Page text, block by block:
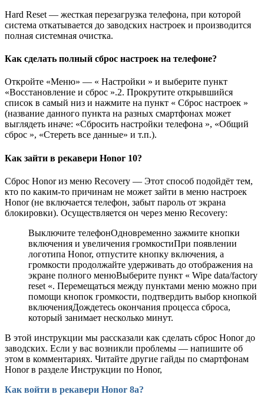
Hard Reset — жесткая перезагрузка телефона, при которой
система откатывается до заводских настроек и производится
полная системная очистка.
Как сделать полный сброс настроек на телефоне?
Откройте «Меню» — « Настройки » и выберите пункт
«Восстановление и сброс ».2. Прокрутите открывшийся
список в самый низ и нажмите на пункт « Сброс настроек »
(название данного пункта на разных смартфонах может
выглядеть иначе: «Сбросить настройки телефона », «Общий
сброс », «Стереть все данные» и т.п.).
Как зайти в рекавери Honor 10?
Сброс Honor из меню Recovery — Этот способ подойдёт тем,
кто по каким-то причинам не может зайти в меню настроек
Honor (не включается телефон, забыт пароль от экрана
блокировки). Осуществляется он через меню Recovery:
Выключите телефонОдновременно зажмите кнопки
включения и увеличения громкостиПри появлении
логотипа Honor, отпустите кнопку включения, а
громкости продолжайте удерживать до отображения на
экране полного менюВыберите пункт « Wipe data/factory
reset «. Перемещаться между пунктами меню можно при
помощи кнопок громкости, подтвердить выбор кнопкой
включенияДождетесь окончания процесса сброса,
который занимает несколько минут.
В этой инструкции мы рассказали как сделать сброс Honor до
заводских. Если у вас возникли проблемы — напишите об
этом в комментариях. Читайте другие гайды по смартфонам
Honor в разделе Инструкции по Honor,
Как войти в рекавери Honor 8a?